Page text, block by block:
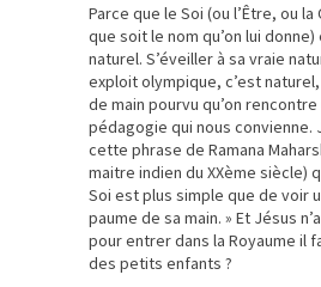
Parce que le Soi (ou l’Être, ou
que soit le nom qu’on lui
naturel. S’éveiller à sa vraie
exploit olympique, c’est
de main pourvu qu’on
pédagogie qui nous convienne.
cette phrase de Ramana
maitre indien du XXème siècle)
Soi est plus simple que de voir
paume de sa main. » Et Jésus
pour entrer dans la Royaume il
des petits enfants ?